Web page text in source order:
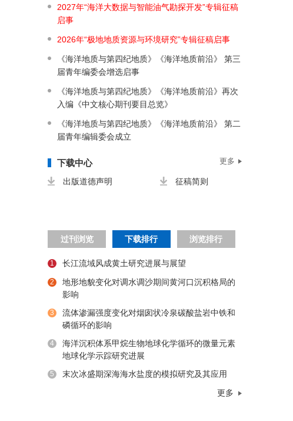
2027年“海洋大数据与智能油气勘探开发”专辑征稿
启事
2026年“极地地质资源与环境研究”专辑征稿启事
《海洋地质与第四纪地质》《海洋地质前沿》 第三
届青年编委会增选启事
《海洋地质与第四纪地质》《海洋地质前沿》再次
入编《中文核心期刊要目总览》
《海洋地质与第四纪地质》《海洋地质前沿》 第二
届青年编辑委会成立
下载中心 更多
出版道德声明 征稿简则
过刊浏览 下载排行 浏览排行
1 长江流域风成黄土研究进展与展望
2
地形地貌变化对调水调沙期间黄河口沉积格局的
影响
3
流体渗漏强度变化对烟囱状冷泉碳酸盐岩中铁和
磷循环的影响
4
海洋沉积体系甲烷生物地球化学循环的微量元素
地球化学示踪研究进展
5
末次冰盛期深海海水盐度的模拟研究及其应用
更多